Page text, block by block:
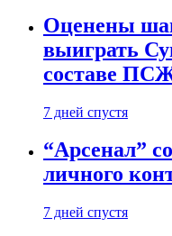
Оценены
выиграть
составе
7 дней спустя
“Арсенал”
личного
7 дней спустя